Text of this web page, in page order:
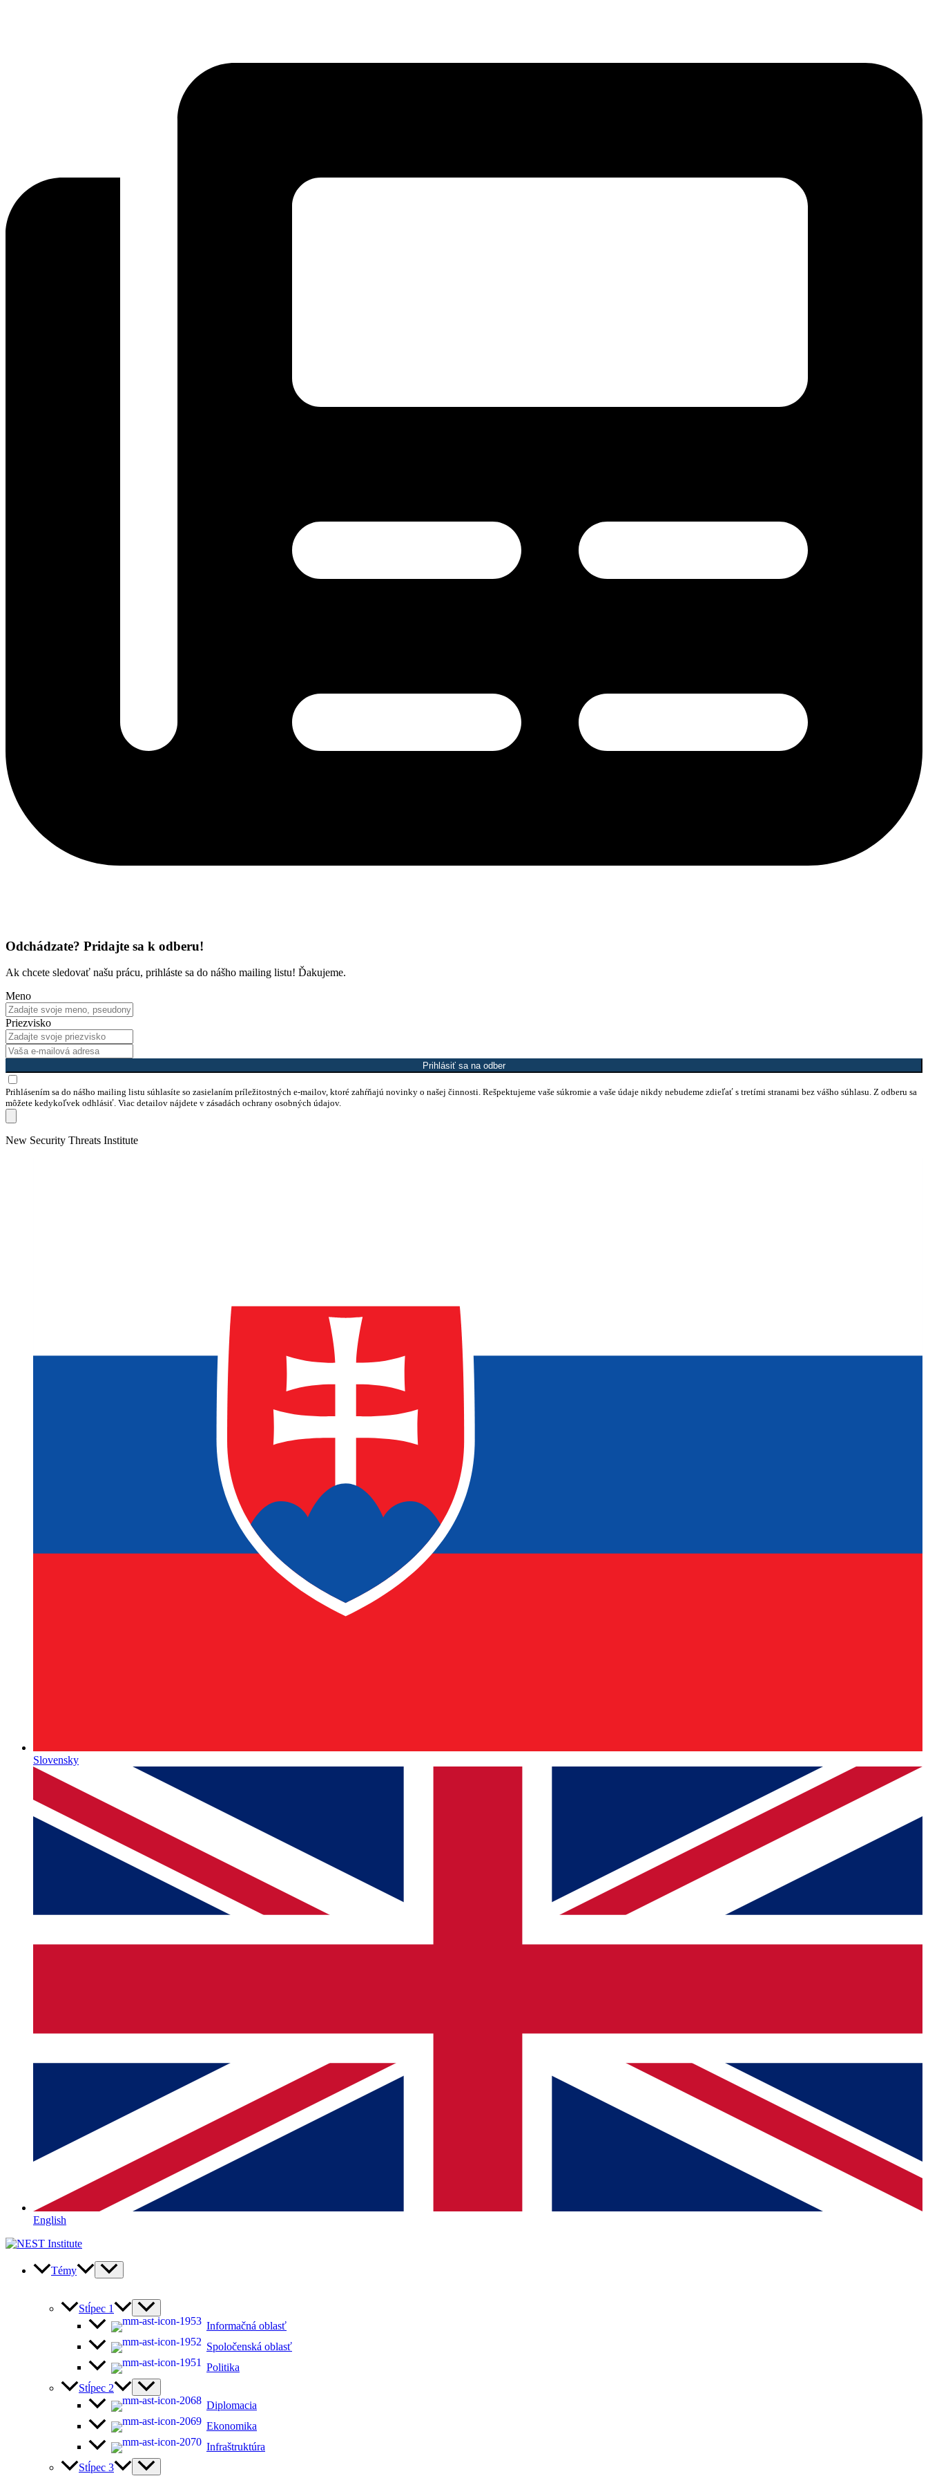
Odchádzate? Pridajte sa k odberu!
Ak chcete sledovať našu prácu, prihláste sa do nášho mailing listu! Ďakujeme.
Meno
Priezvisko
Prihlásiť sa na odber
Prihlásením sa do nášho mailing listu súhlasíte so zasielaním príležitostných e-mailov, ktoré zahŕňajú novinky o našej činnosti. Rešpektujeme vaše súkromie a vaše údaje nikdy nebudeme zdieľať s tretími stranami bez vášho súhlasu. Z odberu sa
môžete kedykoľvek odhlásiť. Viac detailov nájdete v zásadách ochrany osobných údajov.
to
New Security Threats Institute
Slovensky
English
Témy
Stĺpec 1
Informačná oblasť
Spoločenská oblasť
Politika
Stĺpec 2
Diplomacia
Ekonomika
Infraštruktúra
Stĺpec 3